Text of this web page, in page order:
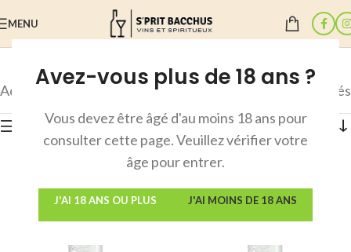
Avez-vous plus de 18 ans ?
Vous devez être âgé d'au moins 18 ans pour
consulter cette page. Veuillez vérifier votre
âge pour entrer.
J'AI 18 ANS OU PLUS J'AI MOINS DE 18 ANS
MENU
Accueil Produit Provenance 7 résultats affichés
Afficher les filtres